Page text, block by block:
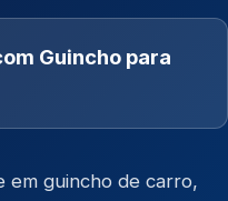
Guincho para
em guincho de carro,